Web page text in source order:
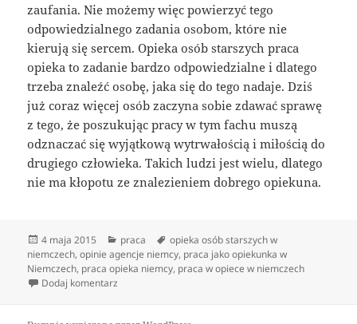
zaufania. Nie możemy więc powierzyć tego
odpowiedzialnego zadania osobom, które nie
kierują się sercem. Opieka osób starszych praca
opieka to zadanie bardzo odpowiedzialne i dlatego
trzeba znaleźć osobę, jaka się do tego nadaje. Dziś
już coraz więcej osób zaczyna sobie zdawać sprawę
z tego, że poszukując pracy w tym fachu muszą
odznaczać się wyjątkową wytrwałością i miłością do
drugiego człowieka. Takich ludzi jest wielu, dlatego
nie ma kłopotu ze znalezieniem dobrego opiekuna.
Data
publikacji
4 maja 2015 Kategorie
praca Tagi
opieka osób starszych w
niemczech,opinie agencje niemcy, praca jako opiekunka w
Niemczech, praca opieka niemcy, praca w opiece w niemczech
Dodaj komentarz